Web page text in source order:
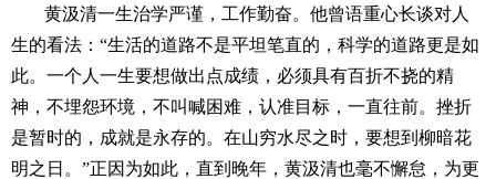
黄汲清一生治学严谨，工作勤奋。他曾语重心长谈对人
生的看法：“生活的道路不是平坦笔直的，科学的道路更是如
此。一个人一生要想做出点成绩，必须具有百折不挠的精
神，不埋怨环境，不叫喊困难，认准目标，一直往前。挫折
是暂时的，成就是永存的。在山穷水尽之时，要想到柳暗花
明之日。”正因为如此，直到晚年，黄汲清也毫不懈怠，为更